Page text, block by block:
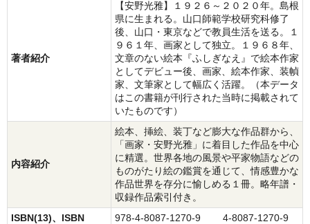
著者紹介
【安野光雅】１９２６～２０２０年。島根
県に生まれる。山口師範学校研究科修了
後、山口・東京などで教員生活を送る。１
９６１年、画家として独立。１９６８年、
文章のない絵本『ふしぎなえ』で絵本作家
としてデビュー後、画家、絵本作家、装幀
家、文筆家として幅広く活躍。（本データ
はこの書籍が刊行された当時に掲載されて
いたものです）
内容紹介
絵本、挿絵、装丁など膨大な作品群から、
「画家・安野光雅」に着目した作品を中心
に精選。世界各地の風景や平家物語などの
ものがたり絵の鑑賞を通じて、情感豊かな
作品世界を存分に愉しめる１冊。略年譜・
収録作品索引付き。
ISBN(13)、ISBN
978-4-8087-1270-9 4-8087-1270-9